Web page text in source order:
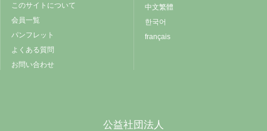
このサイトについて
会員一覧
パンフレット
よくある質問
お問い合わせ
中文繁體
한국어
français
公益社団法人